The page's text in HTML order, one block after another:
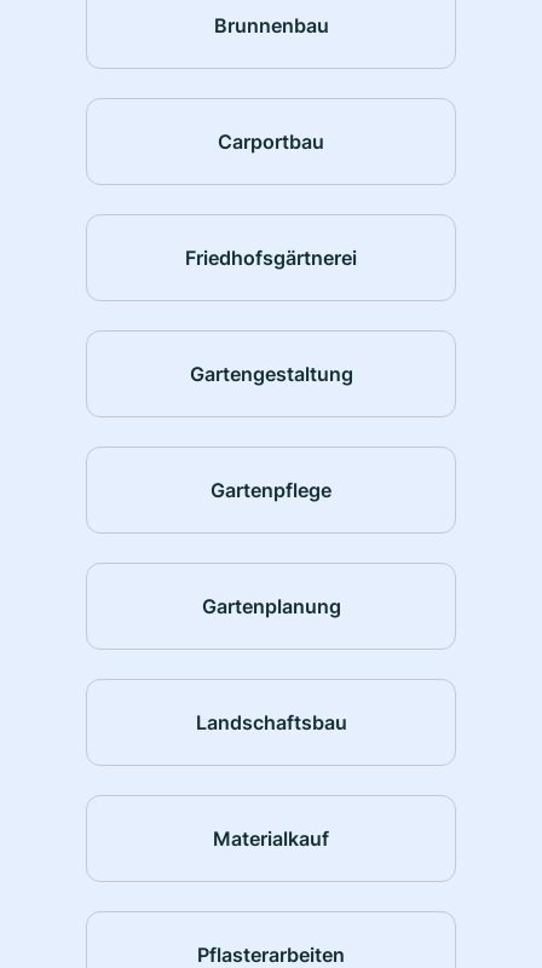
Brunnenbau
Carportbau
Friedhofsgärtnerei
Gartengestaltung
Gartenpflege
Gartenplanung
Landschaftsbau
Materialkauf
Pflasterarbeiten